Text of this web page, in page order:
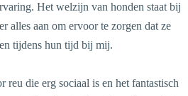
Het welzijn van honden staat bij
alles aan om ervoor te zorgen dat ze
tijdens hun tijd bij mij.
reu die erg sociaal is en het fantastisch